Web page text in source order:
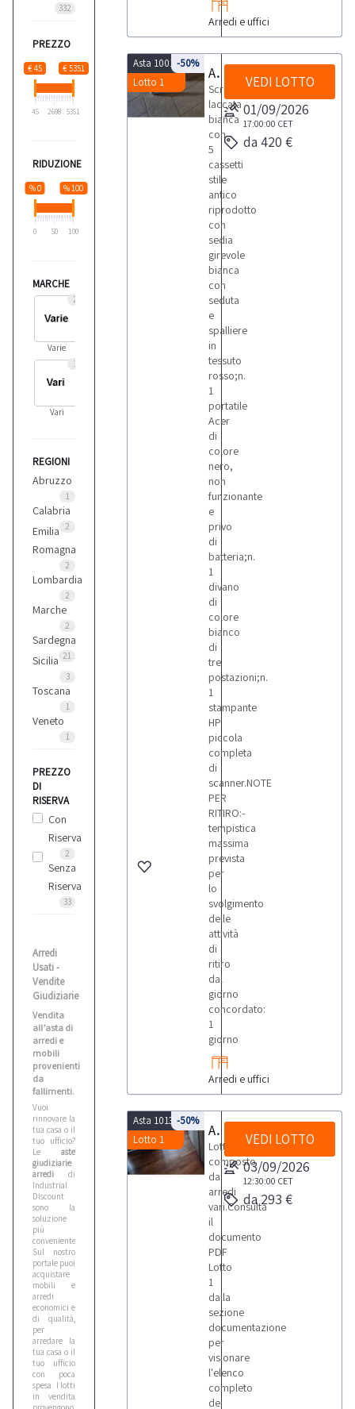
332
PREZZO
€ 45 € 5351
45 2698 5351
RIDUZIONE
% 0 % 100
0 50 100
MARCHE
2
Varie
1
Vari
REGIONI
Abruzzo
1
Calabria
2
Emilia
Romagna
2
Lombardia
2
Marche
2
Sardegna
21
Sicilia
3
Toscana
1
Veneto
1
PREZZO
DI
RISERVA
Con
Riserva
2
Senza
Riserva
33
Arredi
Usati -
Vendite
Giudiziarie
Vendita
all’asta di
arredi e
mobili
provenienti
da
fallimenti.
Vuoi
rinnovare la
tua casa o il
tuo ufficio?
Le aste
giudiziarie
arredi di
Industrial
Discount
sono la
soluzione
più
conveniente.
Sul nostro
portale puoi
acquistare
mobili e
arredi
economici e
di qualità,
per
arredare la
tua casa o il
tuo ufficio
con poca
spesa. I lotti
in vendita
Arredi e uffici
Asta 10018
Lotto 1
-50%
Arredi vari
Scrivania
laccata
bianca
con
5
cassetti
stile
antico
riprodotto
con
sedia
girevole
bianca
con
seduta
e
spalliere
in
tessuto
rosso;n.
1
portatile
Acer
di
colore
nero,
non
funzionante
e
privo
di
batteria;n.
1
divano
di
colore
bianco
di
tre
postazioni;n.
1
stampante
HP
piccola
completa
di
scanner.NOTE
PER
RITIRO:-
tempistica
massima
prevista
per
lo
svolgimento
delle
attività
di
ritiro
dal
giorno
concordato:
1
giorno
Arredi e uffici
VEDI LOTTO
01/09/2026
17:00:00 CET
da 420 €
Asta 10139
Lotto 1
-50%
Arredi
Lotto
composto
da
arredi
vari.Consulta
il
documento
PDF
Lotto
1
dalla
sezione
documentazione
per
visionare
l'elenco
completo
dei
VEDI LOTTO
03/09/2026
12:30:00 CET
da 293 €